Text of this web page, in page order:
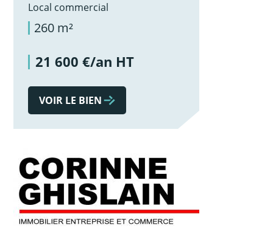
Local commercial
260 m²
21 600 €/an HT
VOIR LE BIEN